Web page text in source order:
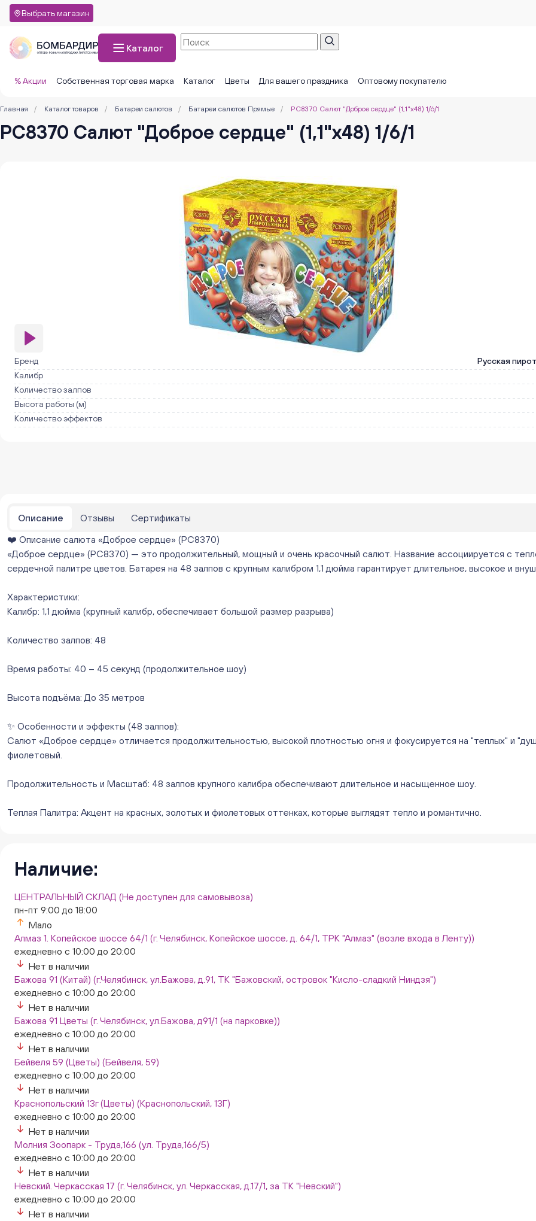
Выбрать магазин
Каталог
% Акции Собственная торговая марка Каталог Цветы Для вашего праздника Оптовому покупателю
Главная / Каталог товаров / Батареи салютов / Батареи салютов Прямые / РС8370 Салют "Доброе сердце" (1,1"х48) 1/6/1
РС8370 Салют "Доброе сердце" (1,1"х48) 1/6/1
Бренд
Русская
Калибр
Количество залпов
Высота работы (м)
Количество эффектов
Описание Отзывы
Сертификаты
❤️ Описание салюта «Доброе сердце» (РС8370)
«Доброе сердце» (РС8370) — это продолжительный, мощный и очень красочный салют. Название ассоциируется с
сердечной палитре цветов. Батарея на 48 залпов с крупным калибром 1,1 дюйма гарантирует длительное, высокое и
Характеристики:
Калибр: 1,1 дюйма (крупный калибр, обеспечивает большой размер разрыва)
Количество залпов: 48
Время работы: 40 – 45 секунд (продолжительное шоу)
Высота подъёма: До 35 метров
✨ Особенности и эффекты (48 залпов):
Салют «Доброе сердце» отличается продолжительностью, высокой плотностью огня и фокусируется на "теплых" и
фиолетовый.
Продолжительность и Масштаб: 48 залпов крупного калибра обеспечивают длительное и насыщенное шоу.
Теплая Палитра: Акцент на красных, золотых и фиолетовых оттенках, которые выглядят тепло и романтично.
Наличие:
ЦЕНТРАЛЬНЫЙ СКЛАД (Не доступен для самовывоза)
пн-пт 9:00 до 18:00
Мало
Алмаз 1. Копейское шоссе 64/1 (г. Челябинск, Копейское шоссе, д. 64/1, ТРК "Алмаз" (возле входа в Ленту))
ежедневно с 10:00 до 20:00
Нет в наличии
Бажова 91 (Китай) (г.Челябинск, ул.Бажова, д.91, ТК "Бажовский, островок "Кисло-сладкий Ниндзя")
ежедневно с 10:00 до 20:00
Нет в наличии
Бажова 91 Цветы (г. Челябинск, ул.Бажова, д91/1 (на парковке))
ежедневно с 10:00 до 20:00
Нет в наличии
Бейвеля 59 (Цветы) (Бейвеля, 59)
ежедневно с 10:00 до 20:00
Нет в наличии
Краснопольский 13г (Цветы) (Краснопольский, 13Г)
ежедневно с 10:00 до 20:00
Нет в наличии
Молния Зоопарк - Труда,166 (ул. Труда,166/5)
ежедневно с 10:00 до 20:00
Нет в наличии
Невский. Черкасская 17 (г. Челябинск, ул. Черкасская, д.17/1, за ТК "Невский")
ежедневно с 10:00 до 20:00
Нет в наличии